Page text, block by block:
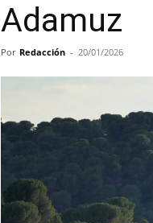
Adamuz
Por Redacción - 20/01/2026